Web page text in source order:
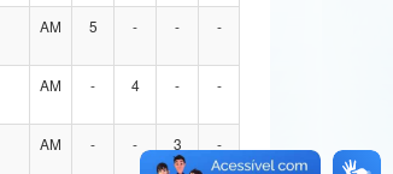
AM 5 - - -
AM - 4 - -
AM - - 3 -